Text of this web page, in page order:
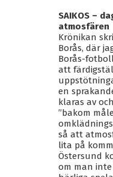
SAIKOS –
atmosfären
Krönikan
Borås, där
Borås-
att
en
klaras av
”bakom
så att
lita på
Östersund
om man